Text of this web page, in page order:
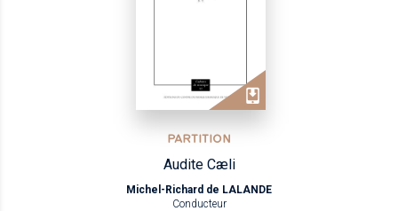
PARTITION
Audite Cæli
Michel-Richard de LALANDE
Conducteur